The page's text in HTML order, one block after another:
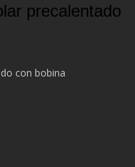
precalentado
con bobina